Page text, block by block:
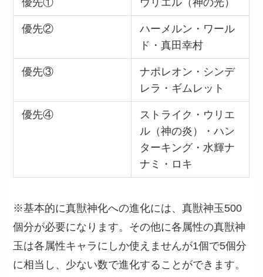
優先① ウリエル（神の光）
優先②
ハーメルン・ワール
ド・真田幸村
優先③
ナポレオン・シンデ
レラ・ギムレット
優先④
ストライク・ウリエ
ル（神の炎）・ハン
ターキング・水輝ナ
ナミ・ロキ
※基本的に真獣神化への進化には、真獣神玉500
個分が必要になります。その他に各属性の真獣神
玉は各属性キャラにしか使えませんが1個で5個分
に相当し、少ない数で進化することができます。